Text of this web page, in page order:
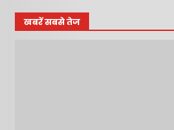
खबरें सबसे तेज